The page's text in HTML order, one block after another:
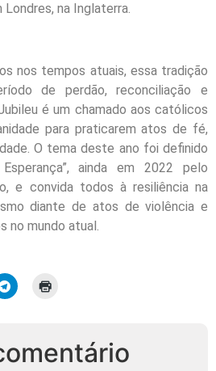
na Inglaterra.
nos tempos atuais, essa tradição
de perdão, reconciliação e
é um chamado aos católicos
para praticarem atos de fé,
O tema deste ano foi definido
ainda em 2022 pelo
e convida todos à resiliência na
diante de atos de violência e
no mundo atual.